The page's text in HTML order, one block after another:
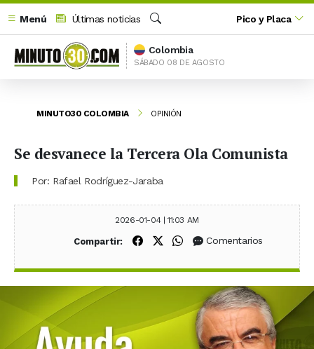
Menú
Últimas noticias
Buscar
Pico y Placa
Colombia
SÁBADO 08 DE AGOSTO
MINUTO30 COLOMBIA OPINIÓN
Se desvanece la Tercera Ola Comunista
Por: Rafael Rodríguez-Jaraba
2026-01-04 | 11:03 AM
Compartir: Compartir en Facebook
Compartir en X (Twitter)
Compartir en WhatsApp
Comentarios